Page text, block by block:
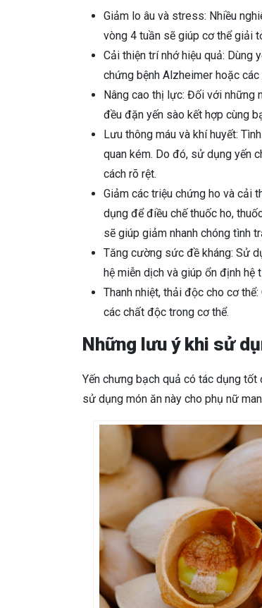
Giảm lo âu và stress: Nhiều
vòng 4 tuần sẽ giúp cơ thể giải
Cải thiện trí nhớ hiệu quả: Dùng
chứng bệnh Alzheimer hoặc
Nâng cao thị lực: Đối với những
đều đặn yến sào kết hợp cùng
Lưu thông máu và khí huyết:
quan kém. Do đó, sử dụng yến
cách rõ rệt.
Giảm các triệu chứng ho và cải
dụng để điều chế thuốc ho,
sẽ giúp giảm nhanh chóng tình
Tăng cường sức đề kháng: Sử
hệ miễn dịch và giúp ổn định
Thanh nhiệt, thải độc cho cơ
các chất độc trong cơ thể.
Những lưu ý khi sử
Yến chưng bạch quả có tác dụng
sử dụng món ăn này cho phụ nữ